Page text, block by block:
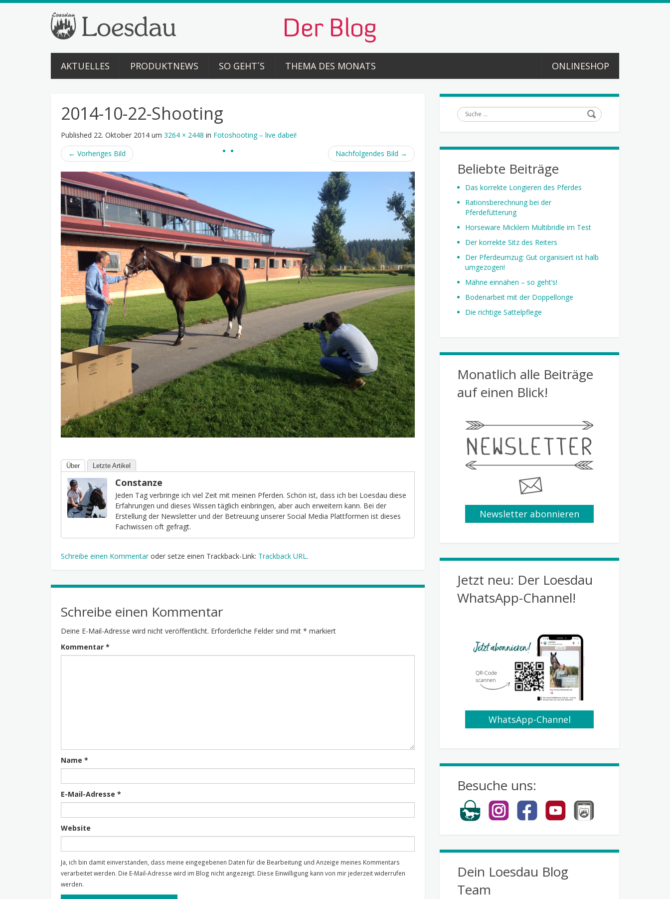
AKTUELLES PRODUKTNEWS SO GEHT´S THEMA DES MONATS ONLINESHOP
2014-10-22-Shooting
Published 22. Oktober 2014 um 3264 × 2448 in Fotoshooting – live dabei!
← Vorheriges Bild Nachfolgendes Bild →
Über Letzte Artikel
Constanze
Jeden Tag verbringe ich viel Zeit mit meinen Pferden. Schön ist, dass ich bei Loesdau diese
Erfahrungen und dieses Wissen täglich einbringen, aber auch erweitern kann. Bei der
Erstellung der Newsletter und der Betreuung unserer Social Media Plattformen ist dieses
Fachwissen oft gefragt.
Schreibe einen Kommentaroder setze einen Trackback-Link: Trackback URL.
Schreibe einen Kommentar
Deine E-Mail-Adresse wird nicht veröffentlicht. Erforderliche Felder sind mit * markiert
Kommentar *
Name *
E-Mail-Adresse *
Website
Ja, ich bin damit einverstanden, dass meine eingegebenen Daten für die Bearbeitung und Anzeige meines Kommentars
verarbeitet werden. Die E-Mail-Adresse wird im Blog nicht angezeigt. Diese Einwilligung kann von mir jederzeit widerrufen
werden.
Suche
Beliebte Beiträge
Das korrekte Longieren des Pferdes
Rationsberechnung bei der
Pferdefütterung
Horseware Micklem Multibridle im Test
Der korrekte Sitz des Reiters
Der Pferdeumzug: Gut organisiert ist halb
umgezogen!
Mähne einnähen – so geht’s!
Bodenarbeit mit der Doppellonge
Die richtige Sattelpflege
Monatlich alle Beiträge
auf einen Blick!
Newsletter abonnieren
Jetzt neu: Der Loesdau
WhatsApp-Channel!
WhatsApp-Channel
Besuche uns:
Dein Loesdau Blog
Team